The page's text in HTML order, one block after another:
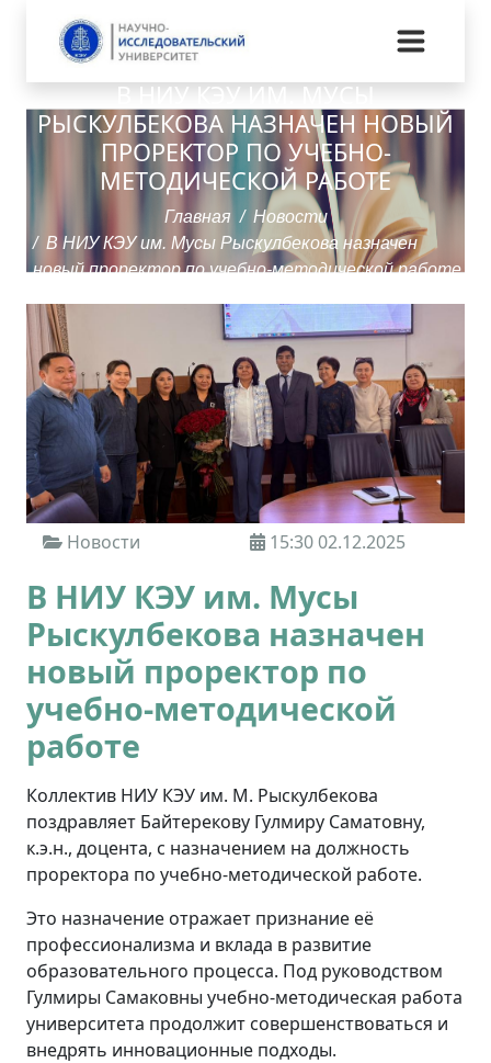
В НИУ КЭУ ИМ. МУСЫ
РЫСКУЛБЕКОВА НАЗНАЧЕН НОВЫЙ
ПРОРЕКТОР ПО УЧЕБНО-
МЕТОДИЧЕСКОЙ РАБОТЕ
Главная
Новости
В НИУ КЭУ им. Мусы Рыскулбекова назначен
новый проректор по учебно-методической работе
Новости 15:30 02.12.2025
В НИУ КЭУ им. Мусы
Рыскулбекова назначен
новый проректор по
учебно-методической
работе
Коллектив НИУ КЭУ им. М. Рыскулбекова
поздравляет Байтерекову Гулмиру Саматовну,
к.э.н., доцента, с назначением на должность
проректора по учебно-методической работе.
Это назначение отражает признание её
профессионализма и вклада в развитие
образовательного процесса. Под руководством
Гулмиры Самаковны учебно-методическая работа
университета продолжит совершенствоваться и
внедрять инновационные подходы.